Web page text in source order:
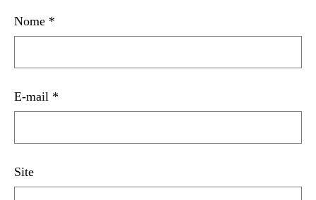
Nome *
E-mail *
Site